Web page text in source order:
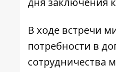
В ходе встречи
потребности в
сотрудничества